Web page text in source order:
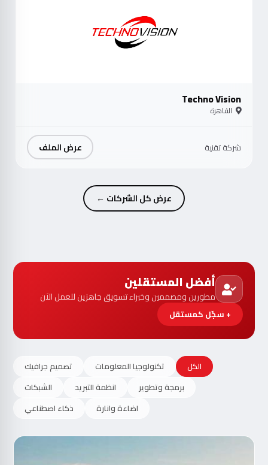
Techno Vision
القاهرة
شركة تقنية عرض الملف
عرض كل الشركات ←
أفضل المستقلين
مطورين ومصممين وخبراء تسويق جاهزين للعمل الآن
+ سجّل كمستقل
الكل تكنولوجيا المعلومات
تصميم جرافيك
برمجة وتطوير
انظمة التبريد
الشبكات
اضاءة وانارة
ذكاء اصطناعي